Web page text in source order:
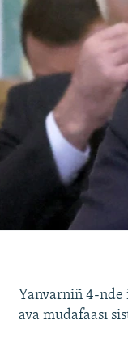
Yanvarniñ 4-nde
ava mudafaası